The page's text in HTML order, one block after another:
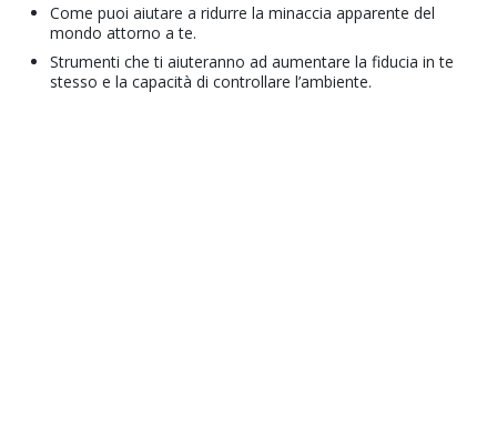
Come puoi aiutare a ridurre la minaccia apparente del
mondo attorno a te.
Strumenti che ti aiuteranno ad aumentare la fiducia in te
stesso e la capacità di controllare l’ambiente.